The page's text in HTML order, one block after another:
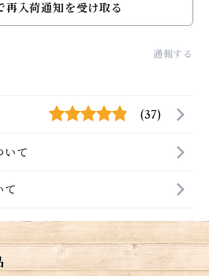
再入荷通知を受け取る
通報する
(37)
いて
て